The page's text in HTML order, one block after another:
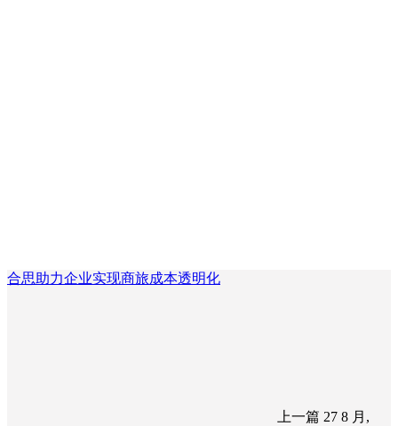
合思助力企业实现商旅成本透明化
上一篇 27 8 月,